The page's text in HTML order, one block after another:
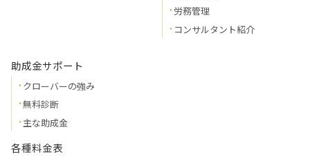
労務管理
コンサルタント紹介
助成金サポート
クローバーの強み
無料診断
主な助成金
各種料金表